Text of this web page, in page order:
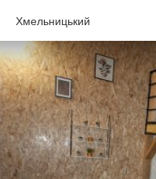
48, 5 м² (після замірів БТІ,
Стан від будівельників
двоконтурний котел
Панорамні вікна багато
швидке оформлення угоди
планування, зручна
варіант як для проживання,
вже зараз та домовляйтесь
квартиру у новому будинку
Хмельницький